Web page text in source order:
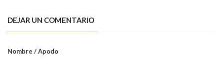
DEJAR UN COMENTARIO
Nombre / Apodo